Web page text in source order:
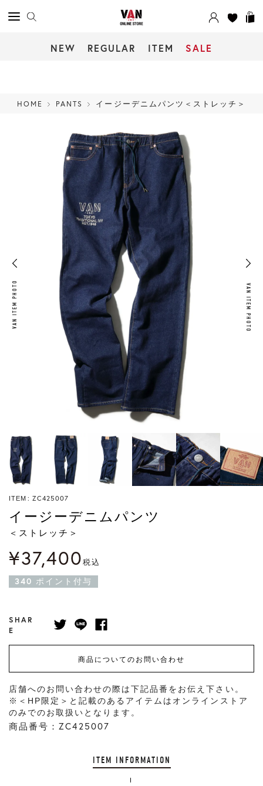
NEW REGULAR ITEM SALE
HOME PANTS イージーデニムパンツ＜ストレッチ＞
VAN ITEM PHOTO
VAN ITEM PHOTO
ITEM ZC425007
イージーデニムパンツ
＜ストレッチ＞
¥37,400税込
340 ポイント付与
SHAR
E
商品についてのお問い合わせ
店舗へのお問い合わせの際は下記品番をお伝え下さい。
※＜HP限定＞と記載のあるアイテムはオンラインストア
のみでのお取扱いとなります。
商品番号：ZC425007
ITEM INFORMATION